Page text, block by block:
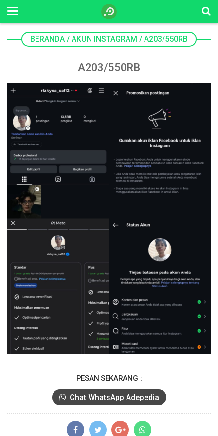
BERANDA / AKUN INSTAGRAM / A203/550RB
A203/550RB
PESAN SEKARANG :
Chat WhatsApp Adepedia